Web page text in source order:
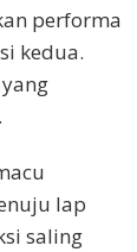
performa
kedua.
lap
saling